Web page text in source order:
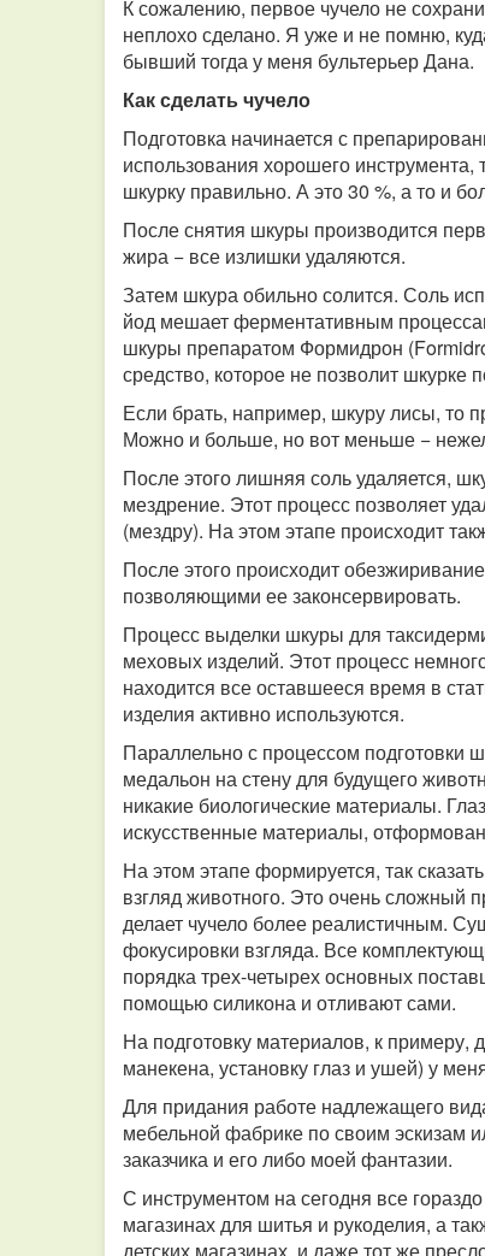
К сожалению, первое чучело не
неплохо сделано. Я уже и не помню,
бывший тогда у меня бультерьер Дана.
Как сделать чучело
Подготовка начинается с
использования хорошего
шкурку правильно. А это 30 %, а то и
После снятия шкуры производится
жира − все излишки удаляются.
Затем шкура обильно солится. Соль
йод мешает ферментативным
шкуры препаратом Формидрон
средство, которое не позволит шкурке
Если брать, например, шкуру лисы, то
Можно и больше, но вот меньше −
После этого лишняя соль удаляется,
мездрение. Этот процесс позволяет
(мездру). На этом этапе происходит
После этого происходит
позволяющими ее законсервировать.
Процесс выделки шкуры для
меховых изделий. Этот процесс
находится все оставшееся время в
изделия активно используются.
Параллельно с процессом подготовки
медальон на стену для будущего
никакие биологические материалы.
искусственные материалы,
На этом этапе формируется, так
взгляд животного. Это очень сложный
делает чучело более реалистичным.
фокусировки взгляда. Все
порядка трех-четырех основных
помощью силикона и отливают сами.
На подготовку материалов, к примеру,
манекена, установку глаз и ушей) у
Для придания работе надлежащего
мебельной фабрике по своим эскизам
заказчика и его либо моей фантазии.
С инструментом на сегодня все
магазинах для шитья и рукоделия, а